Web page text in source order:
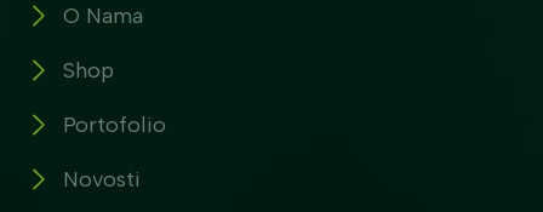
O Nama
Shop
Portofolio
Novosti